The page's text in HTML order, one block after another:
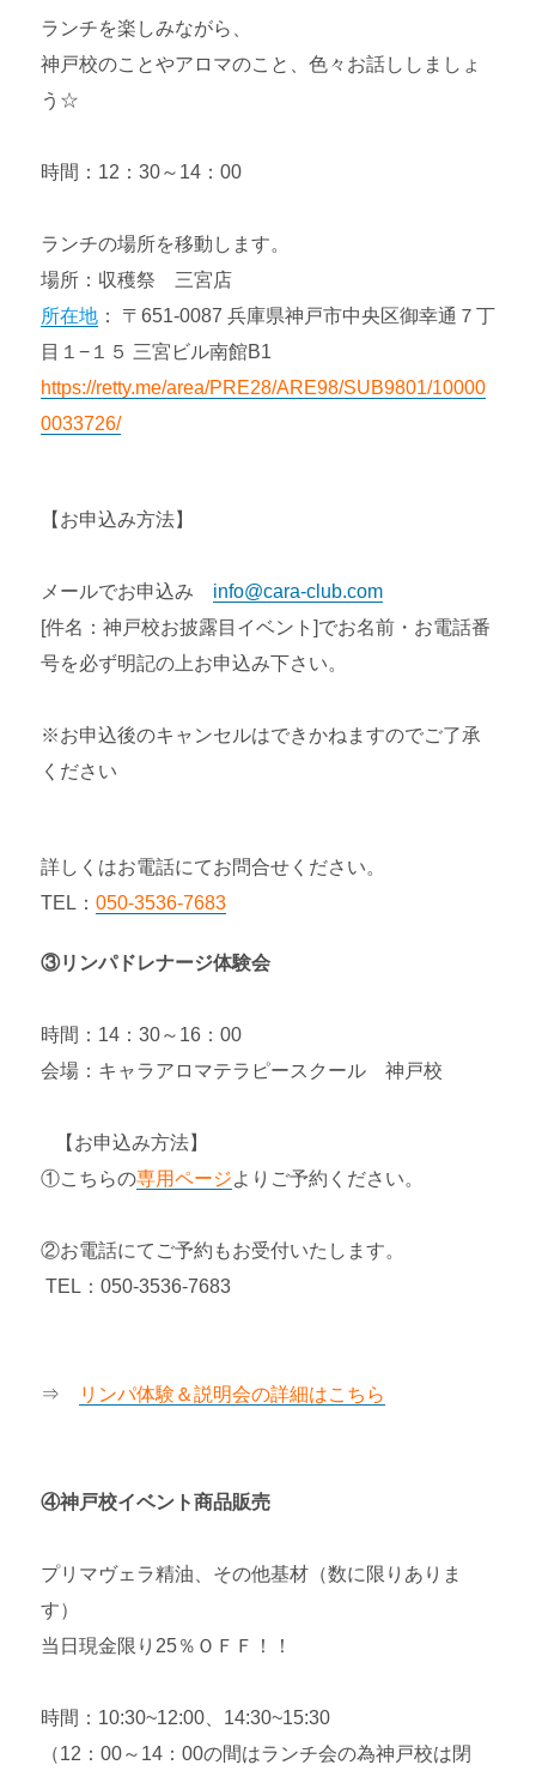
ランチを楽しみながら、
神戸校のことやアロマのこと、色々お話ししましょ
う☆
時間：12：30～14：00
ランチの場所を移動します。
場所：収穫祭 三宮店
所在地： 〒651-0087 兵庫県神戸市中央区御幸通７丁
目１−１５ 三宮ビル南館B1
https://retty.me/area/PRE28/ARE98/SUB9801/10000
0033726/
【お申込み方法】
メールでお申込み info@cara-club.com
[件名：神戸校お披露目イベント]でお名前・お電話番
号を必ず明記の上お申込み下さい。
※お申込後のキャンセルはできかねますのでご了承
ください
詳しくはお電話にてお問合せください。
TEL： 050-3536-7683
③リンパドレナージ体験会
時間：14：30～16：00
会場：キャラアロマテラピースクール 神戸校
【お申込み方法】
①こちらの専用ページよりご予約ください。
②お電話にてご予約もお受付いたします。
TEL：050-3536-7683
⇒ リンパ体験＆説明会の詳細はこちら
④神戸校イベント商品販売
プリマヴェラ精油、その他基材（数に限りありま
す）
当日現金限り25％ＯＦＦ！！
時間：10:30~12:00、14:30~15:30
（12：00～14：00の間はランチ会の為神戸校は閉